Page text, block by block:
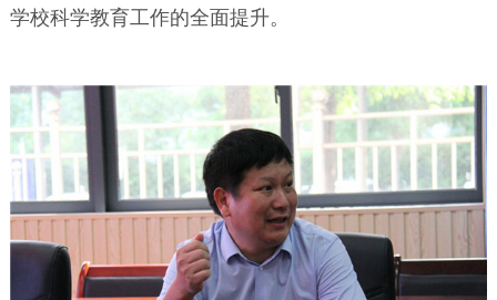
学校科学教育工作的全面提升。